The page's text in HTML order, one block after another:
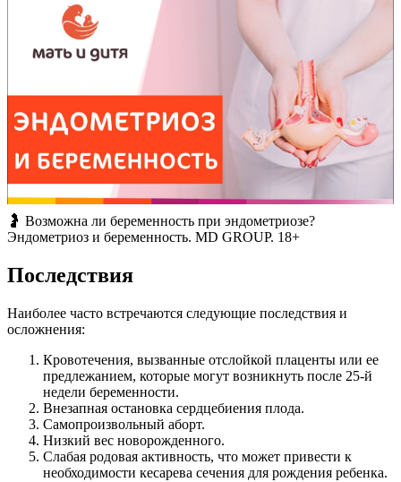
🤰 Возможна ли беременность при эндометриозе?
Эндометриоз и беременность. MD GROUP. 18+
Последствия
Наиболее часто встречаются следующие последствия и
осложнения:
Кровотечения, вызванные отслойкой плаценты или ее
предлежанием, которые могут возникнуть после 25-й
недели беременности.
Внезапная остановка сердцебиения плода.
Самопроизвольный аборт.
Низкий вес новорожденного.
Слабая родовая активность, что может привести к
необходимости кесарева сечения для рождения ребенка.